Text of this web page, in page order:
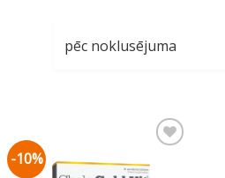
-10%
sarakstam